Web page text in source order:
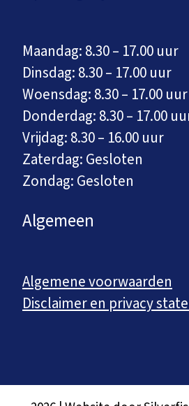
Maandag: 8.30 – 17.00 uur
Dinsdag: 8.30 – 17.00 uur
Woensdag: 8.30 – 17.00 uur
Donderdag: 8.30 – 17.00
Vrijdag: 8.30 – 16.00 uur
Zaterdag: Gesloten
Zondag: Gesloten
Algemeen
Algemene voorwaarden
Disclaimer en privacy